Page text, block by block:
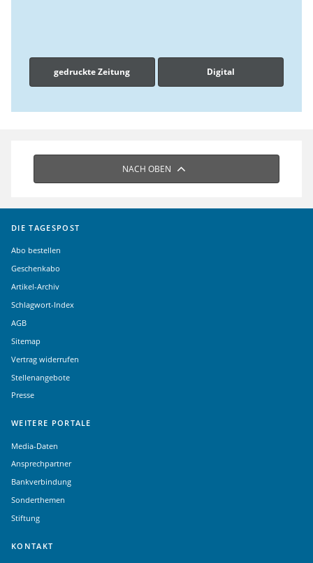
gedruckte Zeitung Digital
NACH OBEN
DIE TAGESPOST
Abo bestellen
Geschenkabo
Artikel-Archiv
Schlagwort-Index
AGB
Sitemap
Vertrag widerrufen
Stellenangebote
Presse
WEITERE PORTALE
Media-Daten
Ansprechpartner
Bankverbindung
Sonderthemen
Stiftung
KONTAKT